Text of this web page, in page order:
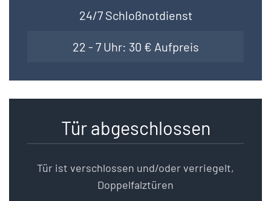
24/7 Schloßnotdienst
22 - 7 Uhr: 30 € Aufpreis
Tür abgeschlossen
Tür ist verschlossen und/oder verriegelt,
Doppelfalztüren